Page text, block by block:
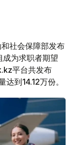
社会保障部发布
为求职者期望
平台共发布
到14.12万份。